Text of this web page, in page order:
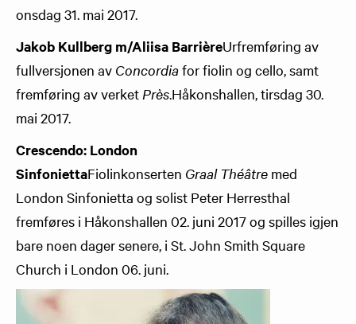
onsdag 31. mai 2017.
Jakob Kullberg m/Aliisa BarrièreUrfremføring av
fullversjonen av Concordiafor fiolin og cello, samt
fremføring av verket Près.Håkonshallen, tirsdag 30.
mai 2017.
Crescendo: London
SinfoniettaFiolinkonserten Graal Théâtre med
London Sinfonietta og solist Peter Herresthal
fremføres i Håkonshallen 02. juni 2017 og spilles igjen
bare noen dager senere, i St. John Smith Square
Church i London 06. juni.